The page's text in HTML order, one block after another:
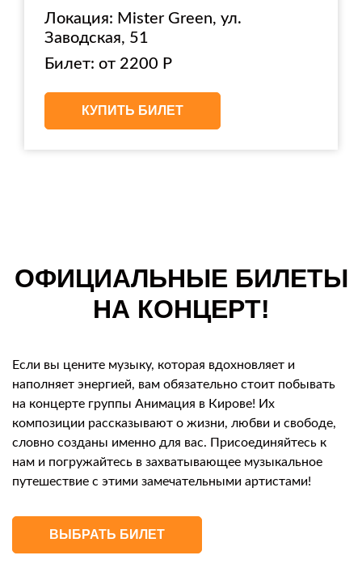
Локация: Mister Green, ул.
Заводская, 51
Билет: от 2200 Р
КУПИТЬ БИЛЕТ
ОФИЦИАЛЬНЫЕ БИЛЕТЫ
НА КОНЦЕРТ!
Если вы цените музыку, которая вдохновляет и
наполняет энергией, вам обязательно стоит побывать
на концерте группы Анимация в Кирове! Их
композиции рассказывают о жизни, любви и свободе,
словно созданы именно для вас. Присоединяйтесь к
нам и погружайтесь в захватывающее музыкальное
путешествие с этими замечательными артистами!
ВЫБРАТЬ БИЛЕТ